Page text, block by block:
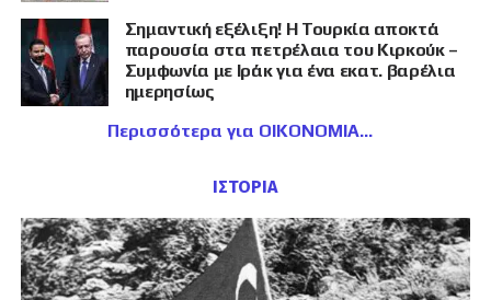
Σημαντική εξέλιξη! Η Τουρκία αποκτά
παρουσία στα πετρέλαια του Κιρκούκ –
Συμφωνία με Ιράκ για ένα εκατ. βαρέλια
ημερησίως
Περισσότερα για ΟΙΚΟΝΟΜΙΑ
ΙΣΤΟΡΙΑ